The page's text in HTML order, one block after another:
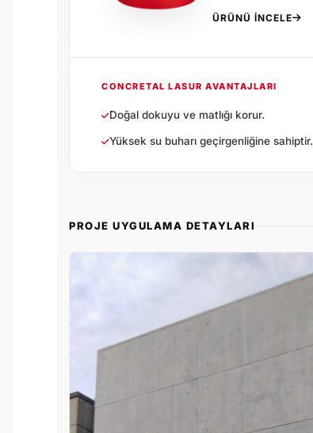
ÜRÜNÜ İNCELE
CONCRETAL LASUR AVANTAJLARI
Doğal dokuyu ve matlığı korur.
Yüksek su buharı geçirgenliğine sahiptir.
PROJE UYGULAMA DETAYLARI